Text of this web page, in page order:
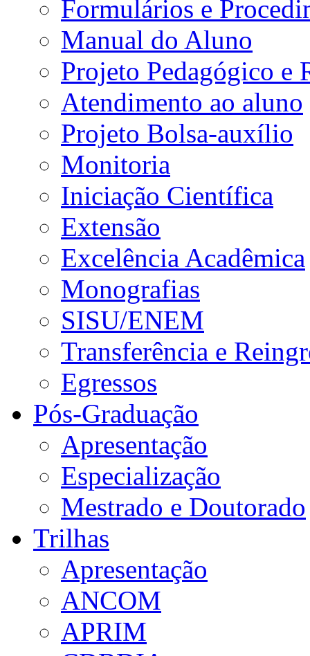
Formulários e
Manual do Aluno
Projeto Pedagógico e
Atendimento ao aluno
Projeto Bolsa-auxílio
Monitoria
Iniciação Científica
Extensão
Excelência Acadêmica
Monografias
SISU/ENEM
Transferência e
Egressos
Pós-Graduação
Apresentação
Especialização
Mestrado e Doutorado
Trilhas
Apresentação
ANCOM
APRIM